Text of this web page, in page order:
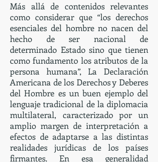
Más allá de contenidos relevantes
como considerar que “los derechos
esenciales del hombre no nacen del
hecho de ser nacional de
determinado Estado sino que tienen
como fundamento los atributos de la
persona humana”, La Declaración
Americana de los Derechos y Deberes
del Hombre es un buen ejemplo del
lenguaje tradicional de la diplomacia
multilateral, caracterizado por un
amplio margen de interpretación a
efectos de adaptarse a las distintas
realidades jurídicas de los países
firmantes. En esa generalidad